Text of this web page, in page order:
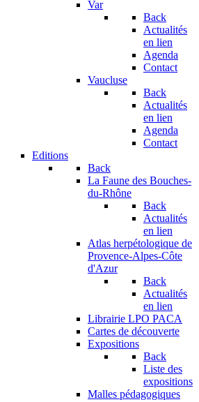
Var
Back
Actualités
en lien
Agenda
Contact
Vaucluse
Back
Actualités
en lien
Agenda
Contact
Editions
Back
La Faune des Bouches-
du-Rhône
Back
Actualités
en lien
Atlas herpétologique de
Provence-Alpes-Côte
d'Azur
Back
Actualités
en lien
Librairie LPO PACA
Cartes de découverte
Expositions
Back
Liste des
expositions
Malles pédagogiques